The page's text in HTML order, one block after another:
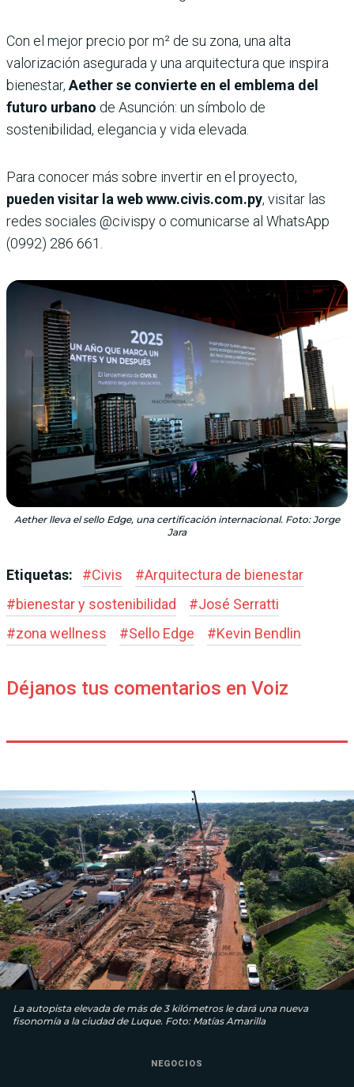
Con el mejor precio por m² de su zona, una alta
valorización asegurada y una arquitectura que inspira
bienestar, Aether se convierte en el emblema del
futuro urbano de Asunción: un símbolo de
sostenibilidad, elegancia y vida elevada.
Para conocer más sobre invertir en el proyecto,
pueden visitar la web www.civis.com.py, visitar las
redes sociales @civispy o comunicarse al WhatsApp
(0992) 286 661.
Aether lleva el sello Edge, una certificación internacional. Foto: Jorge
Jara
Etiquetas: #Civis #Arquitectura de bienestar
#bienestar y sostenibilidad #José Serratti
#zona wellness #Sello Edge #Kevin Bendlin
Déjanos tus comentarios en Voiz
La autopista elevada de más de 3 kilómetros le dará una nueva
fisonomía a la ciudad de Luque. Foto: Matías Amarilla
NEGOCIOS